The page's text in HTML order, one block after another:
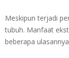
Meskipun terjadi
tubuh. Manfaat
beberapa